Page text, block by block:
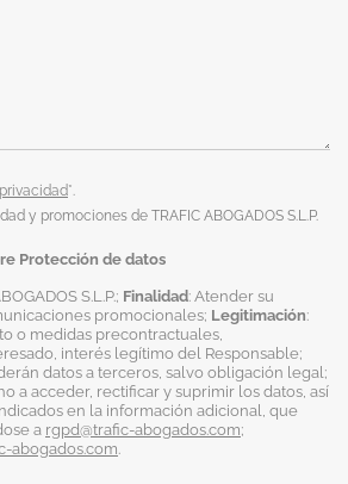
*.
y promociones de TRAFIC ABOGADOS S.L.P.
Protección de datos
S.L.P.; Finalidad: Atender su
promocionales; Legitimación:
o medidas precontractuales,
interés legítimo del Responsable;
datos a terceros, salvo obligación legal;
a acceder, rectificar y suprimir los datos, así
en la información adicional, que
a rgpd@trafic-abogados.com;
abogados.com